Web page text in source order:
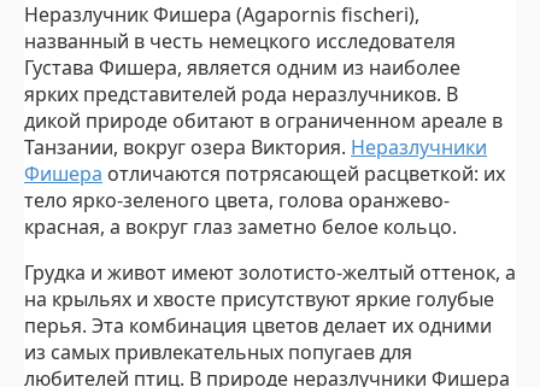
Неразлучник Фишера (Agapornis fischeri),
названный в честь немецкого исследователя
Густава Фишера, является одним из наиболее
ярких представителей рода неразлучников. В
дикой природе обитают в ограниченном ареале в
Танзании, вокруг озера Виктория. Неразлучники
Фишера отличаются потрясающей расцветкой: их
тело ярко-зеленого цвета, голова оранжево-
красная, а вокруг глаз заметно белое кольцо.
Грудка и живот имеют золотисто-желтый оттенок, а
на крыльях и хвосте присутствуют яркие голубые
перья. Эта комбинация цветов делает их одними
из самых привлекательных попугаев для
любителей птиц. В природе неразлучники Фишера